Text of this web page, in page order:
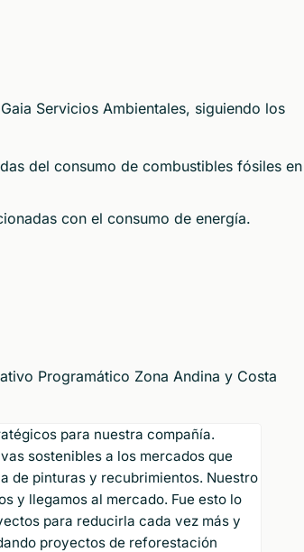
Servicios Ambientales, siguiendo los
del consumo de combustibles fósiles en
con el consumo de energía.
Programático Zona Andina y Costa
para nuestra compañía.
sostenibles a los mercados que
de pinturas y recubrimientos. Nuestro
y llegamos al mercado. Fue esto lo
para reducirla cada vez más y
proyectos de reforestación